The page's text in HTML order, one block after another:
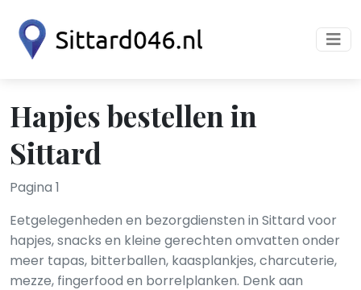
Hapjes bestellen in
Sittard
Pagina 1
Eetgelegenheden en bezorgdiensten in Sittard voor
hapjes, snacks en kleine gerechten omvatten onder
meer tapas, bitterballen, kaasplankjes, charcuterie,
mezze, fingerfood en borrelplanken. Denk aan